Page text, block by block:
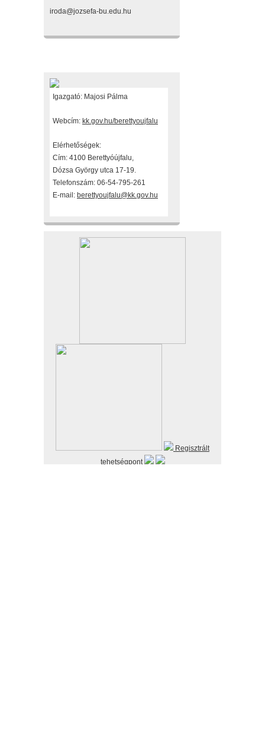
iroda@jozsefa-bu.edu.hu
Igazgató: Majosi Pálma
Webcím: kk.gov.hu/berettyoujfalu
Elérhetőségek:
Cím: 4100 Berettyóújfalu,
Dózsa György utca 17-19.
Telefonszám: 06-54-795-261
E-mail: berettyoujfalu@kk.gov.hu
Regisztrált
tehetségpont